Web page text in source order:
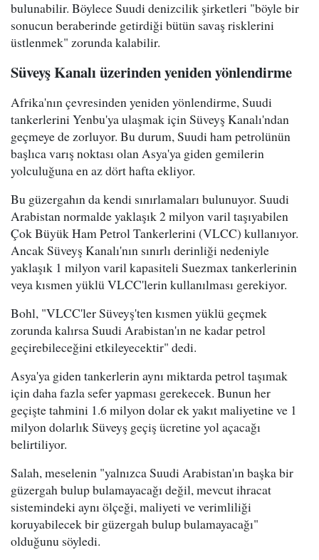
bulunabilir. Böylece Suudi denizcilik şirketleri "böyle bir
sonucun beraberinde getirdiği bütün savaş risklerini
üstlenmek" zorunda kalabilir.
Süveyş Kanalı üzerinden yeniden yönlendirme
Afrika'nın çevresinden yeniden yönlendirme, Suudi
tankerlerini Yenbu'ya ulaşmak için Süveyş Kanalı'ndan
geçmeye de zorluyor. Bu durum, Suudi ham petrolünün
başlıca varış noktası olan Asya'ya giden gemilerin
yolculuğuna en az dört hafta ekliyor.
Bu güzergahın da kendi sınırlamaları bulunuyor. Suudi
Arabistan normalde yaklaşık 2 milyon varil taşıyabilen
Çok Büyük Ham Petrol Tankerlerini (VLCC) kullanıyor.
Ancak Süveyş Kanalı'nın sınırlı derinliği nedeniyle
yaklaşık 1 milyon varil kapasiteli Suezmax tankerlerinin
veya kısmen yüklü VLCC'lerin kullanılması gerekiyor.
Bohl, "VLCC'ler Süveyş'ten kısmen yüklü geçmek
zorunda kalırsa Suudi Arabistan'ın ne kadar petrol
geçirebileceğini etkileyecektir" dedi.
Asya'ya giden tankerlerin aynı miktarda petrol taşımak
için daha fazla sefer yapması gerekecek. Bunun her
geçişte tahmini 1.6 milyon dolar ek yakıt maliyetine ve 1
milyon dolarlık Süveyş geçiş ücretine yol açacağı
belirtiliyor.
Salah, meselenin "yalnızca Suudi Arabistan'ın başka bir
güzergah bulup bulamayacağı değil, mevcut ihracat
sistemindeki aynı ölçeği, maliyeti ve verimliliği
koruyabilecek bir güzergah bulup bulamayacağı"
olduğunu söyledi.